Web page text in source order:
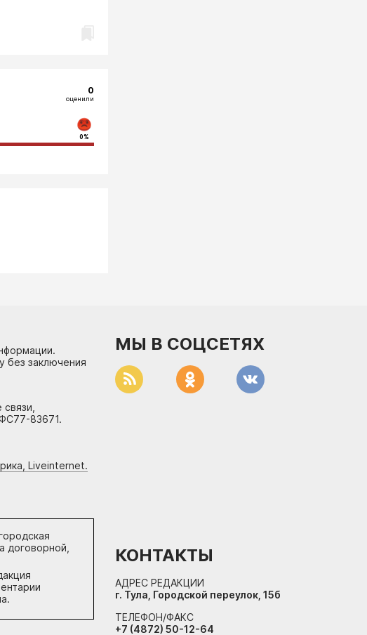
0
оценили
0%
без заключения
83671.
Liveinternet.
договорной,
МЫ В СОЦСЕТЯХ
КОНТАКТЫ
АДРЕС РЕДАКЦИИ
г. Тула, Городской переулок, 15б
ТЕЛЕФОН/ФАКС
+7 (4872) 50-12-64